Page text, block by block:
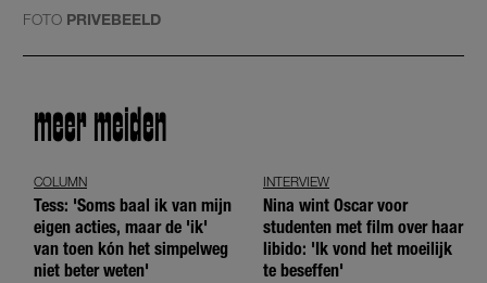
FOTO PRIVEBEELD
meer meiden
COLUMN
Tess: 'Soms baal ik van mijn
eigen acties, maar de 'ik'
van toen kón het simpelweg
niet beter weten'
INTERVIEW
Nina wint Oscar voor
studenten met film over haar
libido: 'Ik vond het moeilijk
te beseffen'